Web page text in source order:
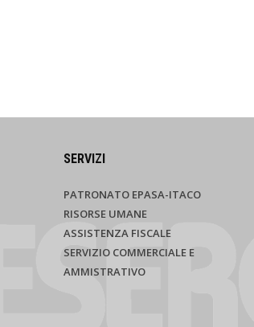
SERVIZI
PATRONATO EPASA-ITACO
RISORSE UMANE
ASSISTENZA FISCALE
SERVIZIO COMMERCIALE E
AMMISTRATIVO